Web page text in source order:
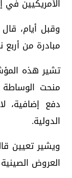
الأمريكيين في
وقبل أيام،
مبادرة من
تشير هذه
منحت
دفع إضافية،
الدولية.
ويشير تعيين
العروض